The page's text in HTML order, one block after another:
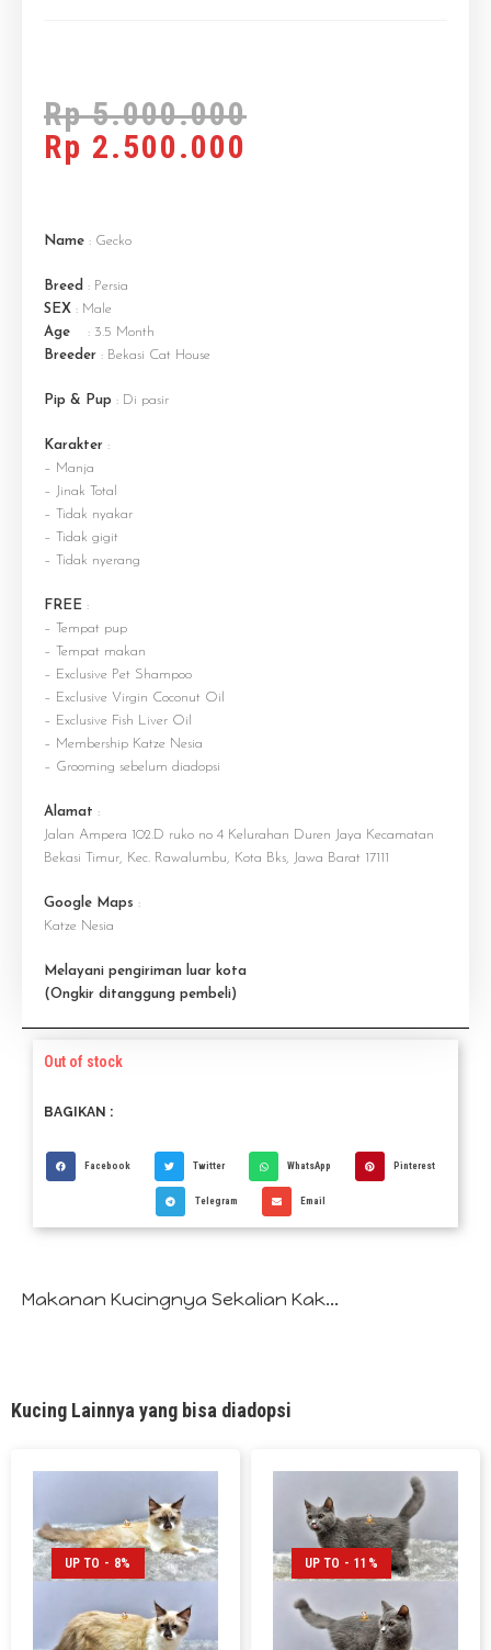
Rp5.000.000
Rp 2.500.000
Name : Gecko
Breed : Persia
SEX : Male
Age : 3.5 Month
Breeder : Bekasi Cat House
Pip & Pup : Di pasir
Karakter :
– Manja
– Jinak Total
– Tidak nyakar
– Tidak gigit
– Tidak nyerang
FREE :
– Tempat pup
– Tempat makan
– Exclusive Pet Shampoo
– Exclusive Virgin Coconut Oil
– Exclusive Fish Liver Oil
– Membership Katze Nesia
– Grooming sebelum diadopsi
Alamat :
Jalan Ampera 102.D ruko no 4 Kelurahan Duren Jaya Kecamatan
Bekasi Timur, Kec. Rawalumbu, Kota Bks, Jawa Barat 17111
Google Maps :
Katze Nesia
Melayani pengiriman luar kota
(Ongkir ditanggung pembeli)
Out of stock
BAGIKAN :
Facebook Twitter WhatsApp Pinterest
Telegram Email
Makanan Kucingnya Sekalian Kak...
Kucing Lainnya yang bisa diadopsi
UP TO - 8% UP TO - 11%